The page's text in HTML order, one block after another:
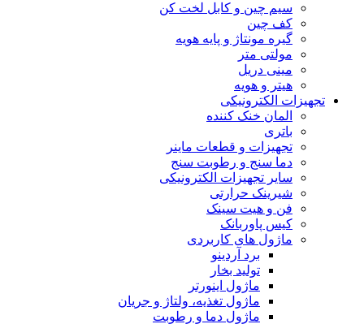
سیم چین و کابل لخت کن
کف چین
گیره مونتاژ و پایه هویه
مولتی متر
مینی دریل
هیتر و هویه
تجهیزات الکترونیکی
المان خنک کننده
باتری
تجهیزات و قطعات ماینر
دما سنج و رطوبت سنج
سایر تجهیزات الکترونیکی
شیرینک حرارتی
فن و هیت سینک
کیس پاوربانک
ماژول های کاربردی
برد آردینو
تولید بخار
ماژول اینورتر
ماژول تغذیه، ولتاژ و جریان
ماژول دما و رطوبت